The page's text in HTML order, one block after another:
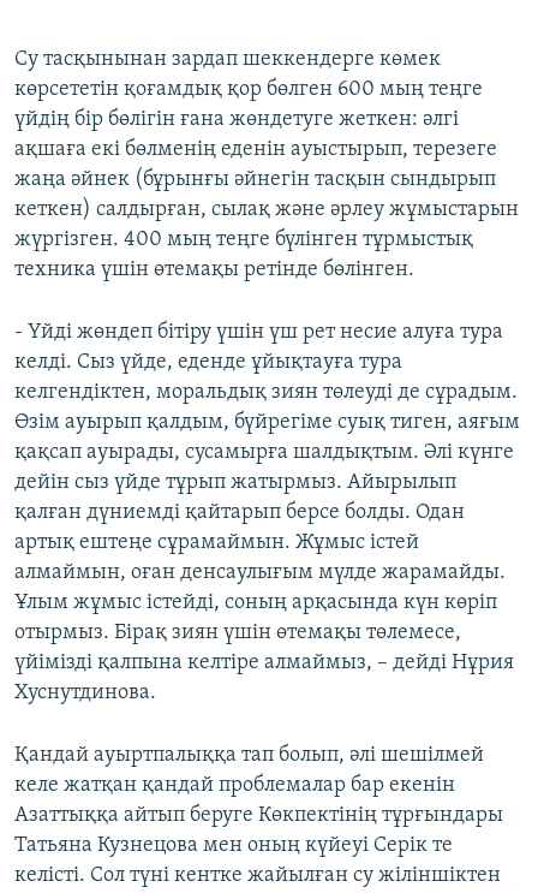
Су тасқынынан зардап шеккендерге көмек
көрсететін қоғамдық қор бөлген 600 мың теңге
үйдің бір бөлігін ғана жөндетуге жеткен: әлгі
ақшаға екі бөлменің еденін ауыстырып, терезеге
жаңа әйнек (бұрынғы әйнегін тасқын сындырып
кеткен) салдырған, сылақ және әрлеу жұмыстарын
жүргізген. 400 мың теңге бүлінген тұрмыстық
техника үшін өтемақы ретінде бөлінген.
- Үйді жөндеп бітіру үшін үш рет несие алуға тура
келді. Сыз үйде, еденде ұйықтауға тура
келгендіктен, моральдық зиян төлеуді де сұрадым.
Өзім ауырып қалдым, бүйрегіме суық тиген, аяғым
қақсап ауырады, сусамырға шалдықтым. Әлі күнге
дейін сыз үйде тұрып жатырмыз. Айырылып
қалған дүниемді қайтарып берсе болды. Одан
артық ештеңе сұрамаймын. Жұмыс істей
алмаймын, оған денсаулығым мүлде жарамайды.
Ұлым жұмыс істейді, соның арқасында күн көріп
отырмыз. Бірақ зиян үшін өтемақы төлемесе,
үйімізді қалпына келтіре алмаймыз, – дейді Нұрия
Хуснутдинова.
Қандай ауыртпалыққа тап болып, әлі шешілмей
келе жатқан қандай проблемалар бар екенін
Азаттыққа айтып беруге Көкпектінің тұрғындары
Татьяна Кузнецова мен оның күйеуі Серік те
келісті. Сол түні кентке жайылған су жіліншіктен